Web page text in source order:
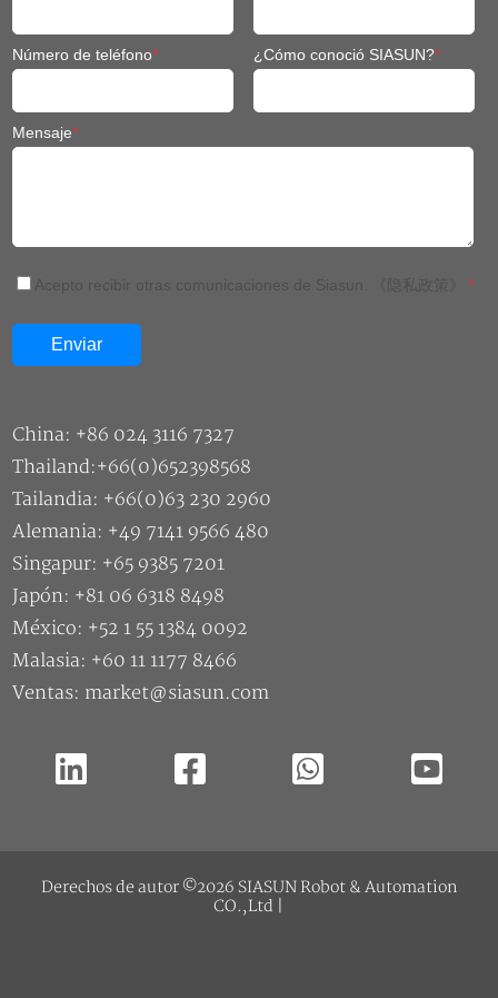
Número de teléfono* ¿Cómo conoció SIASUN?*
Mensaje*
*
China: +86 024 3116 7327
Thailand:+66(0)652398568
Tailandia: +66(0)63 230 2960
Alemania: +49 7141 9566 480
Singapur: +65 9385 7201
Japón: +81 06 6318 8498
México: +52 1 55 1384 0092
Malasia: +60 11 1177 8466
Ventas: market@siasun.com
Derechos de autor ©2026 SIASUN Robot & Automation
CO.,Ltd |